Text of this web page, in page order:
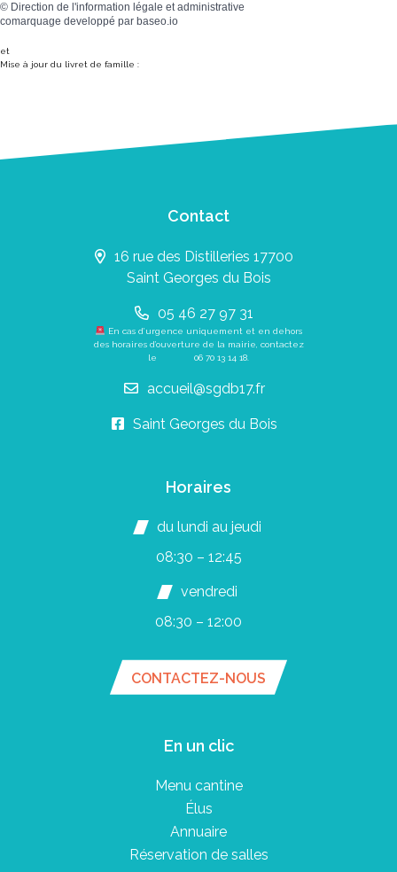
© Direction de l'information légale et administrative
comarquage developpé par baseo.io
et
Mise à jour du livret de famille :
Contact
16 rue des Distilleries 17700
Saint Georges du Bois
05 46 27 97 31
En cas d’urgence uniquement et en dehors
des horaires d’ouverture de la mairie, contactez
le 06 70 13 14 18
accueil@sgdb17.fr
Saint Georges du Bois
Horaires
du lundi au jeudi
08:30 – 12:45
vendredi
08:30 – 12:00
CONTACTEZ-NOUS
En un clic
Menu cantine
Élus
Annuaire
Réservation de salles